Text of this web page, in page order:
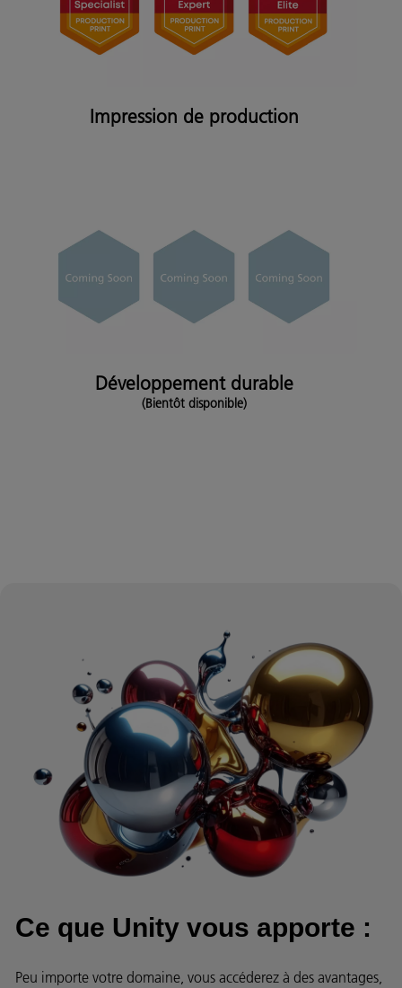
Impression de production
Développement durable
(Bientôt disponible)
Ce que Unity vous apporte :
Peu importe votre domaine, vous accéderez à des avantages,